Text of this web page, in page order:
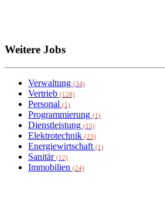
Weitere Jobs
Verwaltung (34)
Vertrieb (128)
Personal (1)
Programmierung (1)
Dienstleistung (15)
Elektrotechnik (23)
Energiewirtschaft (1)
Sanitär (12)
Immobilien (24)